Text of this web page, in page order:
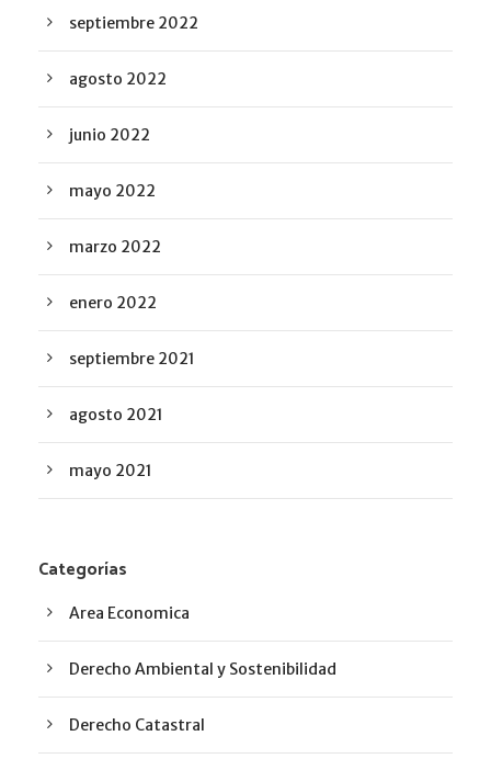
septiembre 2022
agosto 2022
junio 2022
mayo 2022
marzo 2022
enero 2022
septiembre 2021
agosto 2021
mayo 2021
Categorías
Area Economica
Derecho Ambiental y Sostenibilidad
Derecho Catastral